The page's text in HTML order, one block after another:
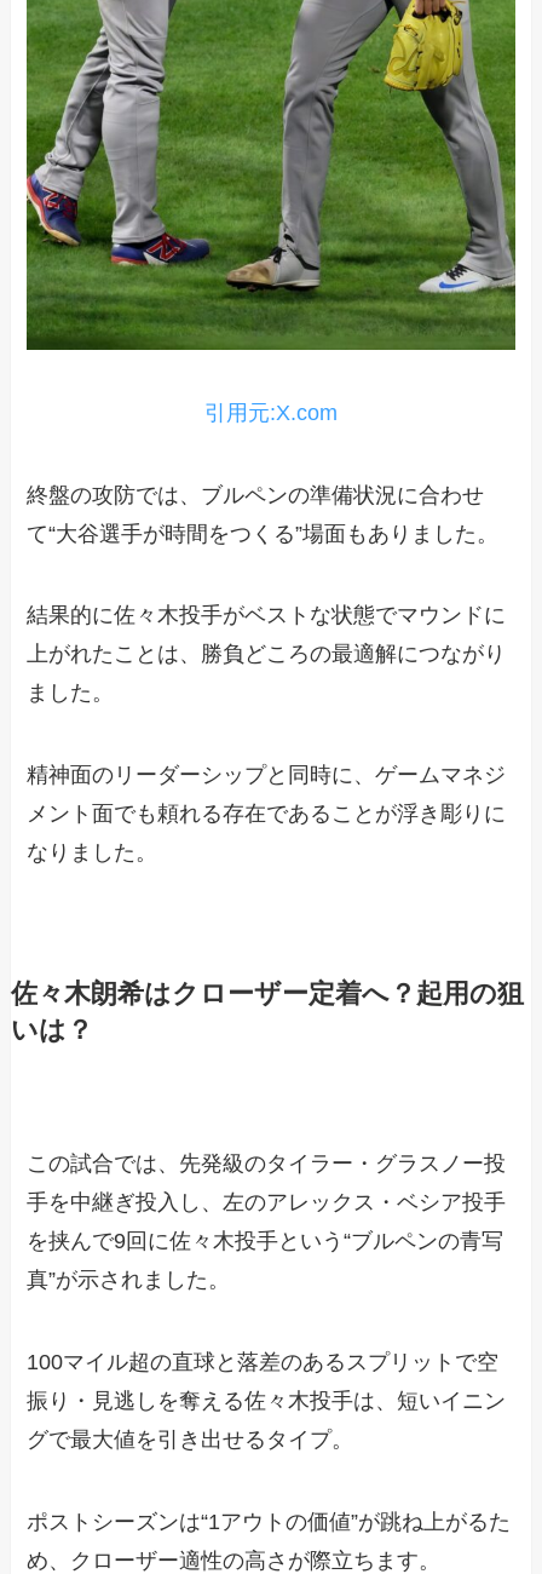
引用元:X.com
終盤の攻防では、ブルペンの準備状況に合わせ
て“大谷選手が時間をつくる”場面もありました。
結果的に佐々木投手がベストな状態でマウンドに
上がれたことは、勝負どころの最適解につながり
ました。
精神面のリーダーシップと同時に、ゲームマネジ
メント面でも頼れる存在であることが浮き彫りに
なりました。
佐々木朗希はクローザー定着へ？起用の狙
いは？
この試合では、先発級のタイラー・グラスノー投
手を中継ぎ投入し、左のアレックス・ベシア投手
を挟んで9回に佐々木投手という“ブルペンの青写
真”が示されました。
100マイル超の直球と落差のあるスプリットで空
振り・見逃しを奪える佐々木投手は、短いイニン
グで最大値を引き出せるタイプ。
ポストシーズンは“1アウトの価値”が跳ね上がるた
め、クローザー適性の高さが際立ちます。